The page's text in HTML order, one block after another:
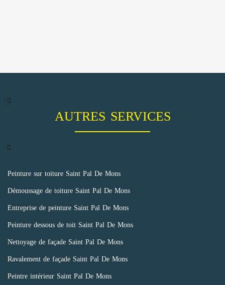
AUTRES SERVICES
Peinture sur toiture Saint Pal De Mons
Démoussage de toiture Saint Pal De Mons
Entreprise de peinture Saint Pal De Mons
Peinture dessous de toit Saint Pal De Mons
Nettoyage de façade Saint Pal De Mons
Ravalement de façade Saint Pal De Mons
Peintre intérieur Saint Pal De Mons